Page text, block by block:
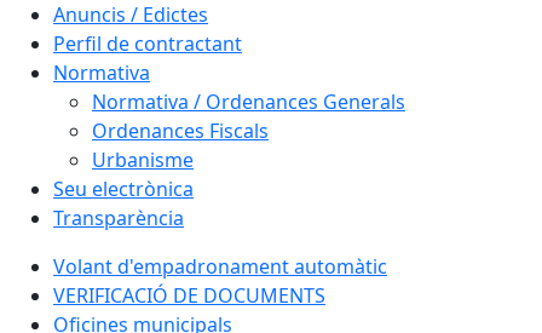
Anuncis / Edictes
Perfil de contractant
Normativa
Normativa / Ordenances Generals
Ordenances Fiscals
Urbanisme
Seu electrònica
Transparència
Volant d'empadronament automàtic
VERIFICACIÓ DE DOCUMENTS
Oficines municipals